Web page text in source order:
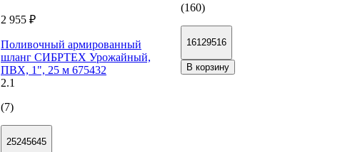
2 955 ₽
Поливочный армированный
шланг СИБРТЕХ Урожайный,
ПВХ, 1", 25 м 675432
2.1
(7)
25245645
(160)
16129516
В корзину